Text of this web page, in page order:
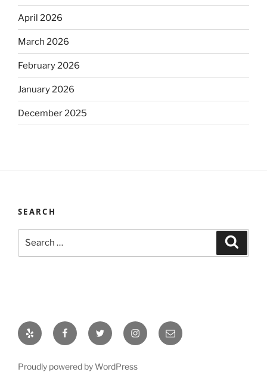
April 2026
March 2026
February 2026
January 2026
December 2025
SEARCH
Yelp FacebookTwitter InstagramEmail
Proudly powered by WordPress